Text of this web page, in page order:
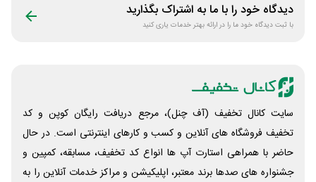
دیدگاه خود را با ما به اشتراک بگذارید
با ثبت دیدگاه خود ما را در ارائه بهتر خدمات یاری کنید
سایت کانال تخفیف (آف چنل)، مرجع دریافت رایگان کوپن و کد
تخفیف فروشگاه های آنلاین و کسب و‌ کارهای اینترنتی است. در حال
حاضر با همراهی استارت آپ ها انواع کد تخفیف، مسابقه، کمپین و
جشنواره های صدها برند معتبر، اپلیکیشن و مراکز خدمات آنلاین را به